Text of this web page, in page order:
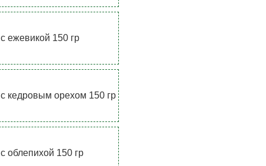
с ежевикой 150 гр
с кедровым орехом 150 гр
с облепихой 150 гр